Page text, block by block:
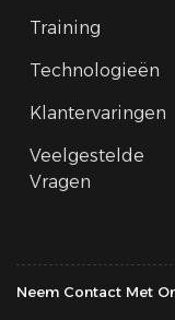
Training
Technologieën
Klantervaringen
Veelgestelde
Vragen
Neem Contact Met